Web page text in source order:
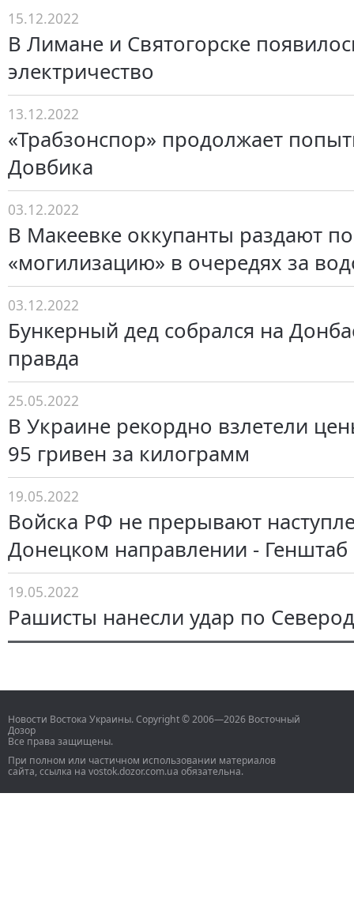
15.12.2022
В Лимане и Святогорске
электричество
13.12.2022
«Трабзонспор» продолжает
Довбика
03.12.2022
В Макеевке оккупанты раздают
«могилизацию» в очередях за
03.12.2022
Бункерный дед собрался на
правда
25.05.2022
В Украине рекордно взлетели
95 гривен за килограмм
19.05.2022
Войска РФ не прерывают
Донецком направлении - Генштаб
19.05.2022
Рашисты нанесли удар по
Новости Востока Украины. Copyright © 2006—2026 Восточный
Дозор
Все права защищены.
При полном или частичном использовании материалов
сайта, ссылка на vostok.dozor.com.ua обязательна.